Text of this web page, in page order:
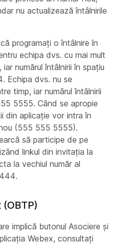
nu actualizează întâlnirile
programați o întâlnire în
echipa dvs. cu mai mult
numărul întâlnirii în spațiu
dvs. nu se
timp, iar numărul întâlnirii
5555. Când se apropie
din aplicație vor intra în
(555 555 5555).
să participe de pe
linkul din invitația la
la vechiul număr al
implică butonul Asociere și
Webex, consultați